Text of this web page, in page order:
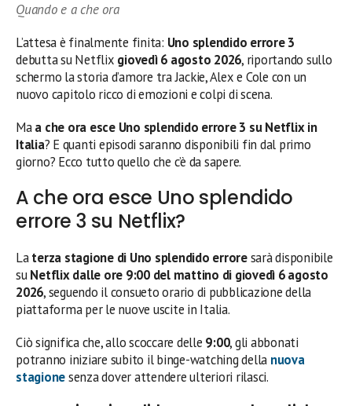
Quando e a che ora
L’attesa è finalmente finita: Uno splendido errore 3
debutta su Netflix giovedì 6 agosto 2026, riportando sullo
schermo la storia d’amore tra Jackie, Alex e Cole con un
nuovo capitolo ricco di emozioni e colpi di scena.
Maa che ora esce Uno splendido errore 3 su Netflix in
Italia? E quanti episodi saranno disponibili fin dal primo
giorno? Ecco tutto quello che c’è da sapere.
A che ora esce Uno splendido
errore 3 su Netflix?
Laterza stagione di Uno splendido erroresarà disponibile
suNetflix dalle ore 9:00 del mattino di giovedì 6 agosto
2026, seguendo il consueto orario di pubblicazione della
piattaforma per le nuove uscite in Italia.
Ciò significa che, allo scoccare delle 9:00, gli abbonati
potranno iniziare subito il binge-watching della nuova
stagionesenza dover attendere ulteriori rilasci.